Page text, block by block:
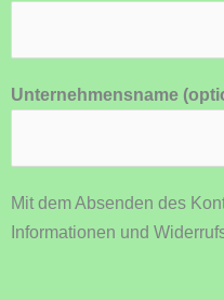
Unternehmensname
Mit dem Absenden des
Informationen und